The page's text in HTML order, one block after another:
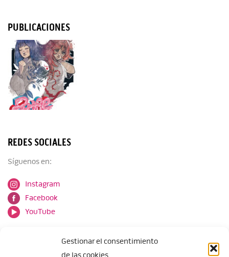
Gestionar el consentimiento
de las cookies
PUBLICACIONES
REDES SOCIALES
Síguenos en:
Instagram
Facebook
YouTube